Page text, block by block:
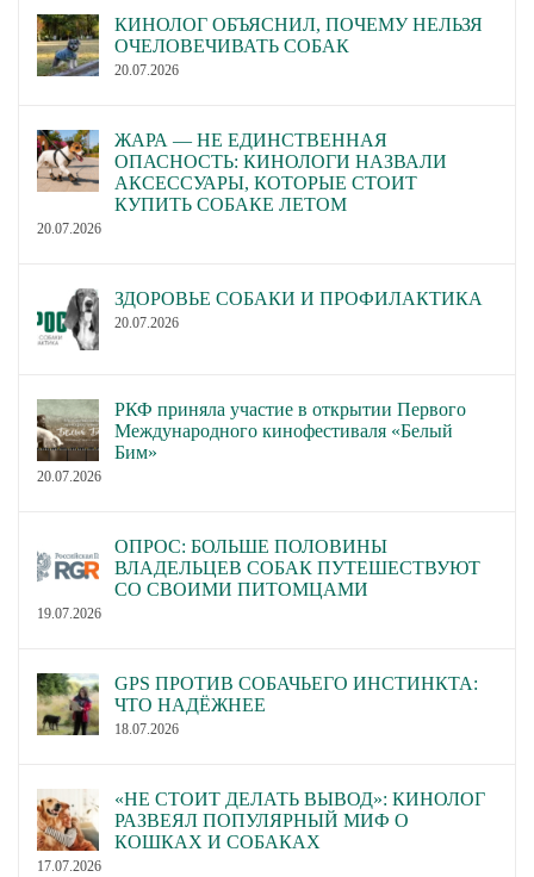
КИНОЛОГ ОБЪЯСНИЛ, ПОЧЕМУ НЕЛЬЗЯ
ОЧЕЛОВЕЧИВАТЬ СОБАК
20.07.2026
ЖАРА — НЕ ЕДИНСТВЕННАЯ
ОПАСНОСТЬ: КИНОЛОГИ НАЗВАЛИ
АКСЕССУАРЫ, КОТОРЫЕ СТОИТ
КУПИТЬ СОБАКЕ ЛЕТОМ
20.07.2026
ЗДОРОВЬЕ СОБАКИ И ПРОФИЛАКТИКА
20.07.2026
РКФ приняла участие в открытии Первого
Международного кинофестиваля «Белый
Бим»
20.07.2026
ОПРОС: БОЛЬШЕ ПОЛОВИНЫ
ВЛАДЕЛЬЦЕВ СОБАК ПУТЕШЕСТВУЮТ
СО СВОИМИ ПИТОМЦАМИ
19.07.2026
GPS ПРОТИВ СОБАЧЬЕГО ИНСТИНКТА:
ЧТО НАДЁЖНЕЕ
18.07.2026
«НЕ СТОИТ ДЕЛАТЬ ВЫВОД»: КИНОЛОГ
РАЗВЕЯЛ ПОПУЛЯРНЫЙ МИФ О
КОШКАХ И СОБАКАХ
17.07.2026